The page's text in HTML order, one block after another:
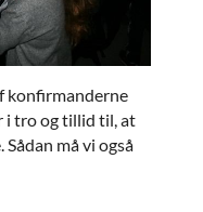
konfirmanderne
i tro og tillid til, at
må vi også